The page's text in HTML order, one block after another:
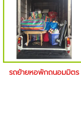
รถย้ายหอพักถนอมมิตร